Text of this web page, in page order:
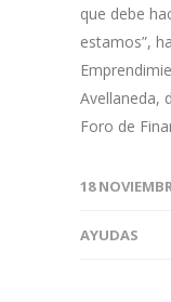
que debe
estamos”,
Avellaneda,
Foro de
18
AYUDAS